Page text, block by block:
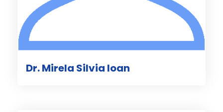
Dr. Mirela Silvia Ioan